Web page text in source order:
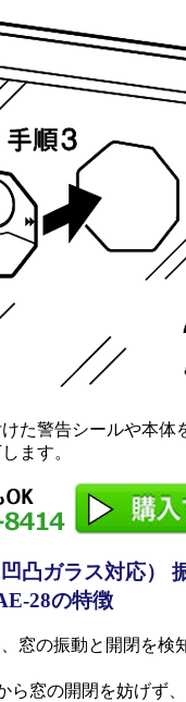
た警告シールや本体
ます。
凸ガラス対応）
28の特徴
窓の振動と開閉を検
ら窓の開閉を妨げず